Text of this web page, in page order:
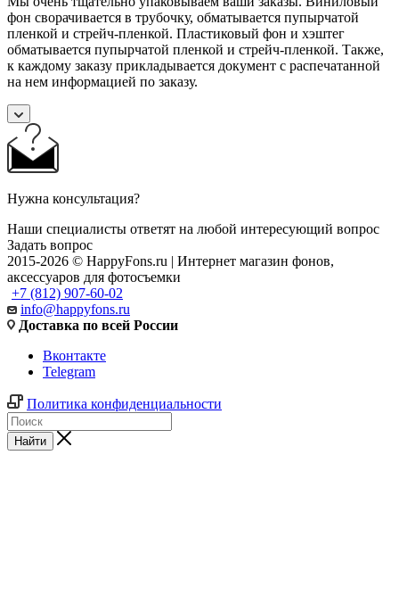
фон сворачивается в трубочку, обматывается пупырчатой
пленкой и стрейч-пленкой. Пластиковый фон и хэштег
обматывается пупырчатой пленкой и стрейч-пленкой. Также,
к каждому заказу прикладывается документ с распечатанной
на нем информацией по заказу.
Нужна консультация?
Наши специалисты ответят на любой интересующий вопрос
Задать вопрос
2015-2026 © HappyFons.ru | Интернет магазин фонов,
аксессуаров для фотосъемки
+7 (812) 907-60-02
info@happyfons.ru
Доставка по всей России
Вконтакте
Telegram
Политика конфиденциальности
Найти